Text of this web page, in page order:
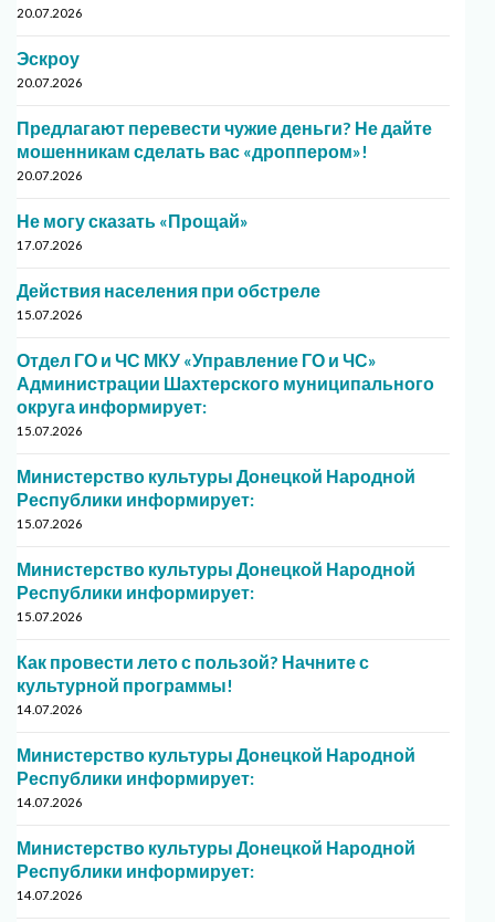
20.07.2026
Эскроу
20.07.2026
Предлагают перевести чужие деньги? Не дайте
мошенникам сделать вас «дроппером»!
20.07.2026
Не могу сказать «Прощай»
17.07.2026
Действия населения при обстреле
15.07.2026
Отдел ГО и ЧС МКУ «Управление ГО и ЧС»
Администрации Шахтерского муниципального
округа информирует:
15.07.2026
Министерство культуры Донецкой Народной
Республики информирует:
15.07.2026
Министерство культуры Донецкой Народной
Республики информирует:
15.07.2026
Как провести лето с пользой? Начните с
культурной программы!
14.07.2026
Министерство культуры Донецкой Народной
Республики информирует:
14.07.2026
Министерство культуры Донецкой Народной
Республики информирует:
14.07.2026